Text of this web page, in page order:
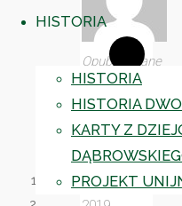
HISTORIA
HISTORIA
HISTORIA
KARTY Z
PROJEKT
Opublikowane
przez
Administrator
dnia
28.05.2019
22.09.2023